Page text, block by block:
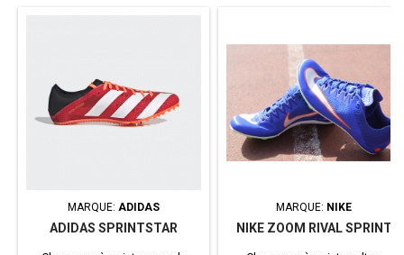
MARQUE: ADIDAS
ADIDAS SPRINTSTAR
MARQUE: NIKE
NIKE ZOOM RIVAL SPRINT